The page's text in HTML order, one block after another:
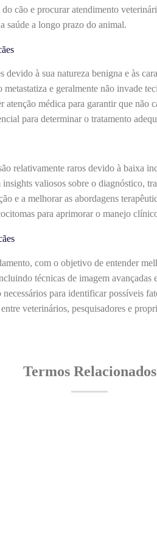
cão e procurar atendimento
saúde a longo prazo do animal.
à sua natureza benigna e às
e geralmente não invade
médica para garantir que não
para determinar o tratamento
relativamente raros devido à baixa
valiosos sobre o diagnóstico,
e a melhorar as abordagens
para aprimorar o manejo
com o objetivo de entender
técnicas de imagem
para identificar possíveis
veterinários, pesquisadores e
Termos Relacionados